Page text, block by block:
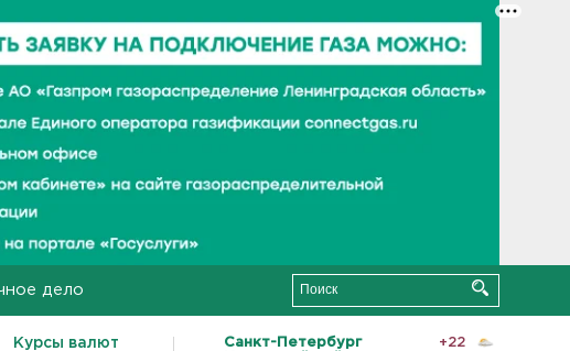
дело
Курсы валют Санкт-Петербург
+22